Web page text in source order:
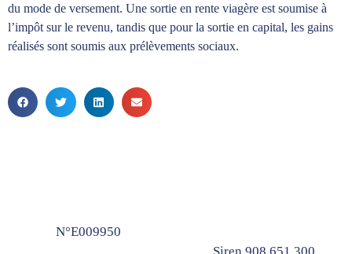
du mode de versement. Une sortie en rente viagère est soumise à
l’impôt sur le revenu, tandis que pour la sortie en capital, les gains
réalisés sont soumis aux prélèvements sociaux.
N°E009950